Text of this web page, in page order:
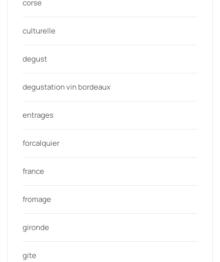
corse
culturelle
degust
degustation vin bordeaux
entrages
forcalquier
france
fromage
gironde
gite